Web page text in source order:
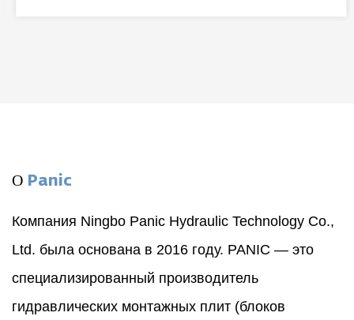
О Panic
Компания Ningbo Panic Hydraulic Technology Co.,
Ltd. была основана в 2016 году. PANIC — это
специализированный производитель
гидравлических монтажных плит (блоков